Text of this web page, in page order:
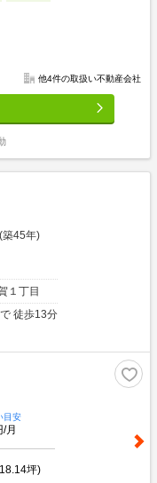
他4件の取扱い不動産会社
45年)
１丁目
徒歩13分
目安
月
坪)